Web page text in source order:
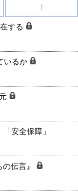
f
する
いるか
安全保障」
伝言』